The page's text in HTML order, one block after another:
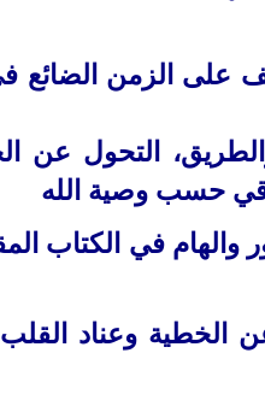
على الزمن الضائع
التحول عن
حسب وصية الله
والهام في الكتاب
الخطية وعناد